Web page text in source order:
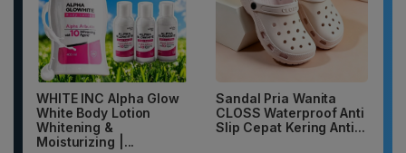
WHITE INC Alpha Glow
White Body Lotion
Whitening &
Moisturizing |...
Sandal Pria Wanita
CLOSS Waterproof Anti
Slip Cepat Kering Anti...